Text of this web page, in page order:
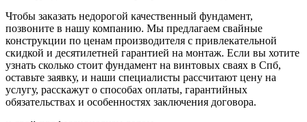
Чтобы заказать недорогой качественный фундамент,
позвоните в нашу компанию. Мы предлагаем свайные
конструкции по ценам производителя с привлекательной
скидкой и десятилетней гарантией на монтаж. Если вы хотите
узнать сколько стоит фундамент на винтовых сваях в Спб,
оставьте заявку, и наши специалисты рассчитают цену на
услугу, расскажут о способах оплаты, гарантийных
обязательствах и особенностях заключения договора.